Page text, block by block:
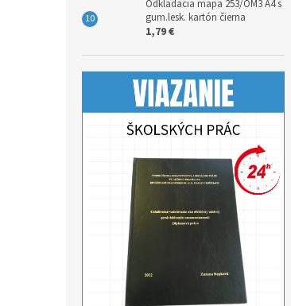
Odkladacia mapa 253/OM3 A4 s
gum.lesk. kartón čierna
1,79 €